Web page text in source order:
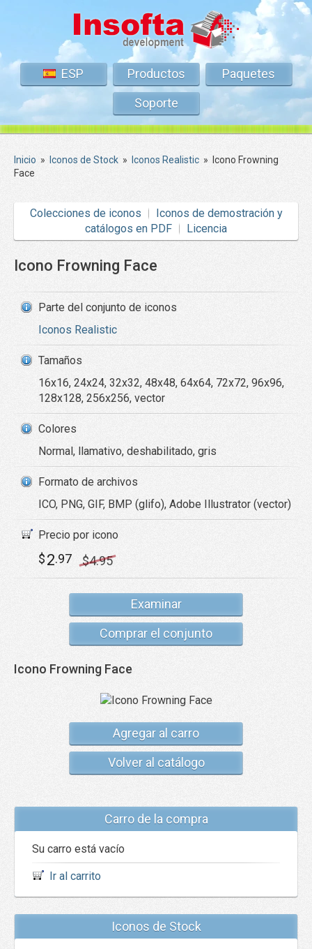
ESP Productos
Paquetes
Soporte
Inicio » Iconos de Stock » Iconos Realistic »
Icono Frowning
Face
Colecciones de iconos
Iconos de demostración y
catálogos en PDF
Licencia
Icono Frowning Face
Parte del conjunto de iconos
Iconos Realistic
Tamaños
16x16, 24x24, 32x32, 48x48, 64x64, 72x72, 96x96,
128x128, 256x256, vector
Colores
Normal, llamativo, deshabilitado, gris
Formato de archivos
ICO, PNG, GIF, BMP (glifo), Adobe Illustrator (vector)
Precio por icono
$2.97 $4.95
Examinar
Comprar el conjunto
Icono Frowning Face
Agregar al carro
Volver al catálogo
Carro de la compra
Su carro está vacío
Ir al carrito
Iconos de Stock